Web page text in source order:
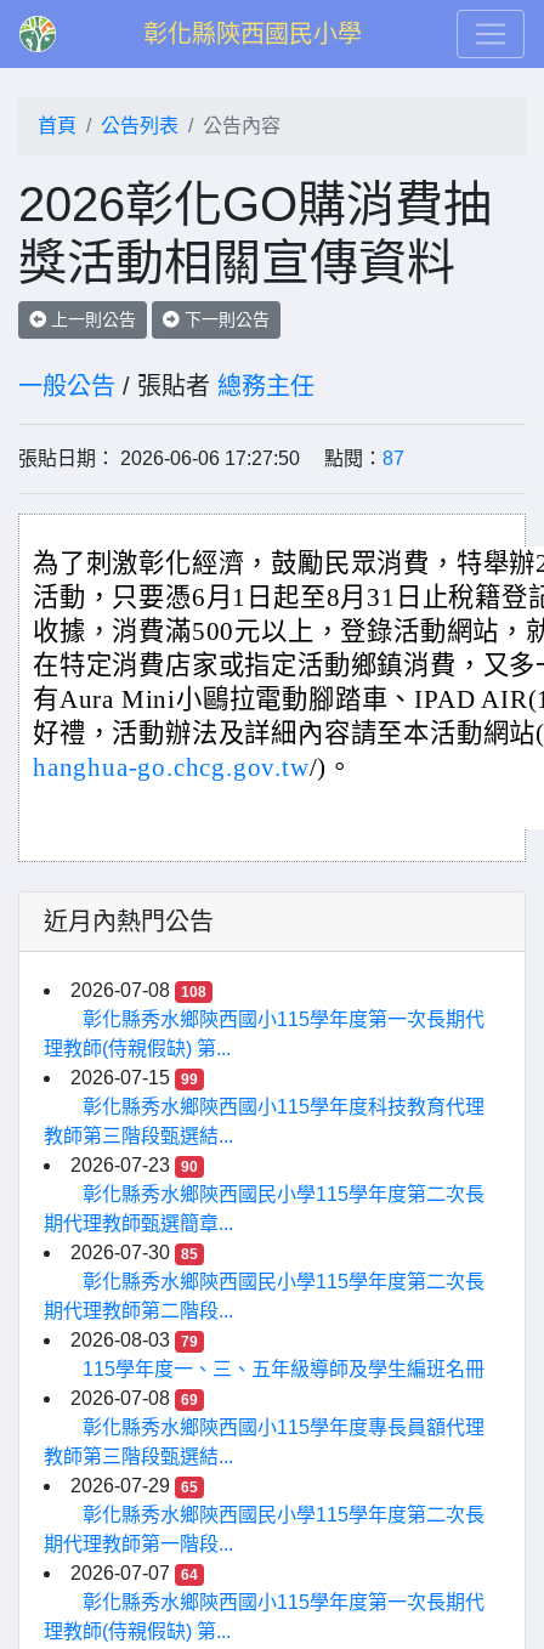
彰化縣陝西國民小學
首頁 公告列表 公告內容
2026彰化GO購消費抽
獎活動相關宣傳資料
上一則公告 下一則公告
一般公告 / 張貼者 總務主任
張貼日期： 2026-06-06 17:27:50 點閱： 87
為了刺激彰化經濟，鼓勵民眾消費，特舉
活動，只要憑6月1日起至8月31日止稅籍登
收據，消費滿500元以上，登錄活動網站，
在特定消費店家或指定活動鄉鎮消費，又
有Aura Mini小鷗拉電動腳踏車、IPAD
好禮，活動辦法及詳細內容請至本活動網站
hanghua-go.chcg.gov.tw/)。
近月內熱門公告
2026-07-08 108
彰化縣秀水鄉陝西國小115學年度第一次長期代
理教師(侍親假缺) 第...
2026-07-15
99
彰化縣秀水鄉陝西國小115學年度科技教育代理
教師第三階段甄選結...
2026-07-23
90
彰化縣秀水鄉陝西國民小學115學年度第二次長
期代理教師甄選簡章...
2026-07-30
85
彰化縣秀水鄉陝西國民小學115學年度第二次長
期代理教師第二階段...
2026-08-03
79
115學年度一、三、五年級導師及學生編班名冊
2026-07-08
69
彰化縣秀水鄉陝西國小115學年度專長員額代理
教師第三階段甄選結...
2026-07-29
65
彰化縣秀水鄉陝西國民小學115學年度第二次長
期代理教師第一階段...
2026-07-07
64
彰化縣秀水鄉陝西國小115學年度第一次長期代
理教師(侍親假缺) 第...